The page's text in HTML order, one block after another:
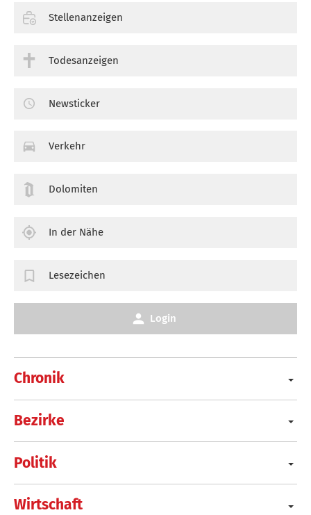
Chronik
Bezirke
Politik
Wirtschaft
Stellenanzeigen
Todesanzeigen
Newsticker
Verkehr
Dolomiten
In der Nähe
Lesezeichen
Login